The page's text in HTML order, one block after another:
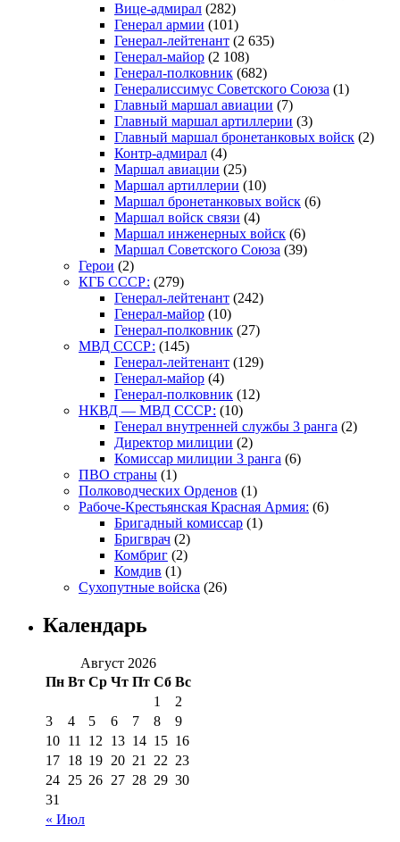
Вице-адмирал (282)
Генерал армии (101)
Генерал-лейтенант (2 635)
Генерал-майор (2 108)
Генерал-полковник (682)
Генералиссимус Советского Союза (1)
Главный маршал авиации (7)
Главный маршал артиллерии (3)
Главный маршал бронетанковых войск (2)
Контр-адмирал (4)
Маршал авиации (25)
Маршал артиллерии (10)
Маршал бронетанковых войск (6)
Маршал войск связи (4)
Маршал инженерных войск (6)
Маршал Советского Союза (39)
Герои (2)
КГБ СССР: (279)
Генерал-лейтенант (242)
Генерал-майор (10)
Генерал-полковник (27)
МВД СССР: (145)
Генерал-лейтенант (129)
Генерал-майор (4)
Генерал-полковник (12)
НКВД — МВД СССР: (10)
Генерал внутренней службы 3 ранга (2)
Директор милиции (2)
Комиссар милиции 3 ранга (6)
ПВО страны (1)
Полководческих Орденов (1)
Рабоче-Крестьянская Красная Армия: (6)
Бригадный комиссар (1)
Бригврач (2)
Комбриг (2)
Комдив (1)
Сухопутные войска (26)
Календарь
Август 2026
Пн Вт Ср Чт Пт Сб Вс
« Июл
1
2
3
4 5 6 7 8
9
10 11 12 13 14 15 16
17 18 19 20 21 22 23
24 25 26 27 28 29 30
31